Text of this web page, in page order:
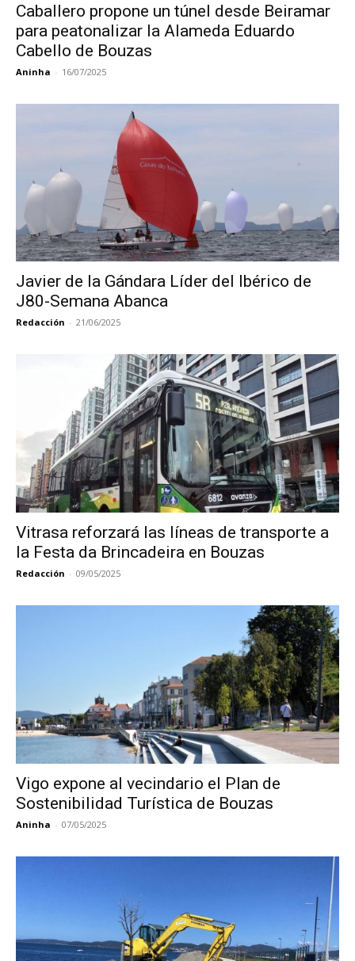
Caballero propone un túnel desde Beiramar
para peatonalizar la Alameda Eduardo
Cabello de Bouzas
Aninha - 16/07/2025
Javier de la Gándara Líder del Ibérico de
J80-Semana Abanca
Redacción - 21/06/2025
Vitrasa reforzará las líneas de transporte a
la Festa da Brincadeira en Bouzas
Redacción - 09/05/2025
Vigo expone al vecindario el Plan de
Sostenibilidad Turística de Bouzas
Aninha - 07/05/2025